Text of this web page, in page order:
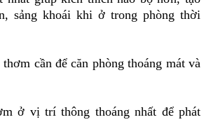
sảng khoái khi ở trong phòng thời
cần để căn phòng thoáng mát và
ở vị trí thông thoáng nhất để phát